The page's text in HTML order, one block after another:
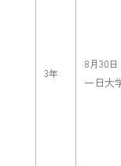
3年
8月30日
一日大